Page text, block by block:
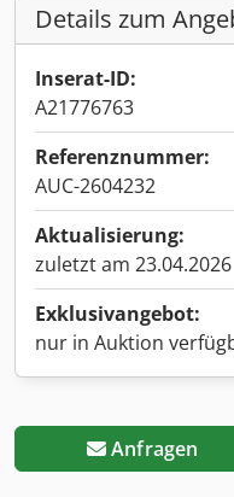
Details zum
Inserat-ID:
A21776763
Referenznummer:
AUC-2604232
Aktualisierung:
zuletzt am 23.04.2026
Exklusivangebot:
nur in Auktion
Anfragen